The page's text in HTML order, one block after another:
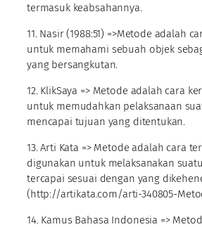
termasuk keabsahannya.
11. Nasir (1988:51) =>Metode adalah
untuk memahami sebuah objek
yang bersangkutan.
12. KlikSaya => Metode adalah cara
untuk memudahkan pelaksanaan
mencapai tujuan yang ditentukan.
13. Arti Kata => Metode adalah cara
digunakan untuk melaksanakan
tercapai sesuai dengan yang
(http://artikata.com/arti-340805-
14. Kamus Bahasa Indonesia =>